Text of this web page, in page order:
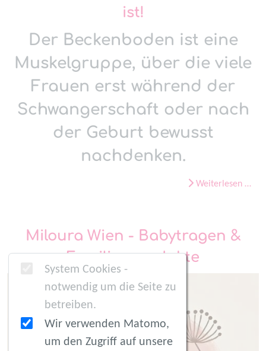
System Cookies -
notwendig um die Seite zu
betreiben.
Wir verwenden Matomo,
um den Zugriff auf unsere
ist!
Der Beckenboden ist eine
Muskelgruppe, über die viele
Frauen erst während der
Schwangerschaft oder nach
der Geburt bewusst
nachdenken.
Weiterlesen …
Miloura Wien - Babytragen &
Familienprodukte